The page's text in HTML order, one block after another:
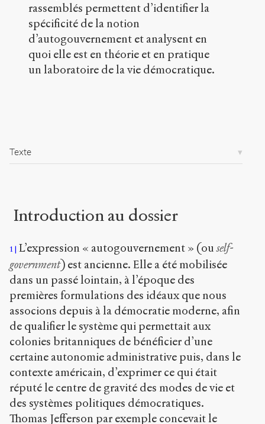
Copier la
référence
Creative
Commons
Attribution-
ShareAlike
4.0
International
(CC BY-SA
4.0)
Accéder
à la
version
PDF
rassemblés permettent d’identifier la
spécificité de la notion
d’autogouvernement et analysent en
quoi elle est en théorie et en pratique
un laboratoire de la vie démocratique.
Texte
Introduction au dossier
1 L’expression « autogouvernement » (ouself-
government) est ancienne. Elle a été mobilisée
dans un passé lointain, à l’époque des
premières formulations des idéaux que nous
associons depuis à la démocratie moderne, afin
de qualifier le système qui permettait aux
colonies britanniques de bénéficier d’une
certaine autonomie administrative puis, dans le
contexte américain, d’exprimer ce qui était
réputé le centre de gravité des modes de vie et
des systèmes politiques démocratiques.
Thomas Jefferson par exemple concevait le